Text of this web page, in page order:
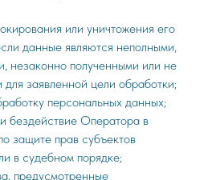
или уничтожения его
данные являются неполными,
незаконно полученными или не
заявленной цели обработки;
персональных данных;
бездействие Оператора в
защите прав субъектов
в судебном порядке;
предусмотренные